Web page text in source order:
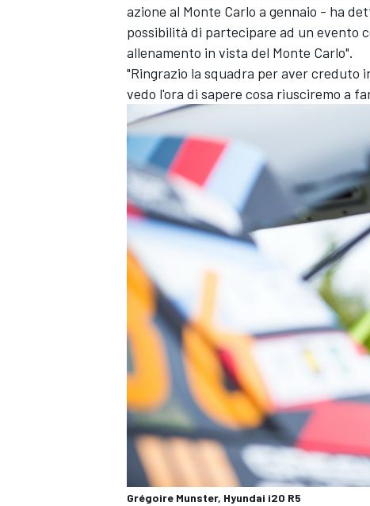
azione al Monte Carlo a gennaio - ha
possibilità di partecipare ad un evento
allenamento in vista del Monte Carlo".
"Ringrazio la squadra per aver creduto
vedo l'ora di sapere cosa riusciremo a
Grégoire Munster, Hyundai i20 R5